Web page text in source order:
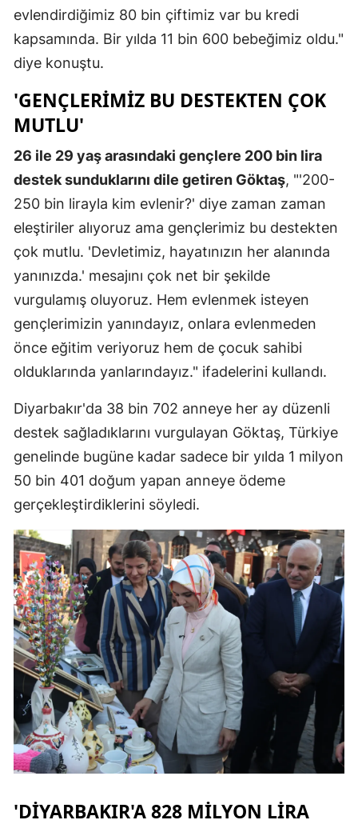
evlendirdiğimiz 80 bin çiftimiz var bu kredi
kapsamında. Bir yılda 11 bin 600 bebeğimiz oldu."
diye konuştu.
'GENÇLERIMIZ BU DESTEKTEN ÇOK
MUTLU'
26 ile 29 yaş arasındaki gençlere 200 bin lira
destek sunduklarını dile getiren Göktaş, "'200-
250 bin lirayla kim evlenir?' diye zaman zaman
eleştiriler alıyoruz ama gençlerimiz bu destekten
çok mutlu. 'Devletimiz, hayatınızın her alanında
yanınızda.' mesajını çok net bir şekilde
vurgulamış oluyoruz. Hem evlenmek isteyen
gençlerimizin yanındayız, onlara evlenmeden
önce eğitim veriyoruz hem de çocuk sahibi
olduklarında yanlarındayız." ifadelerini kullandı.
Diyarbakır'da 38 bin 702 anneye her ay düzenli
destek sağladıklarını vurgulayan Göktaş, Türkiye
genelinde bugüne kadar sadece bir yılda 1 milyon
50 bin 401 doğum yapan anneye ödeme
gerçekleştirdiklerini söyledi.
'DIYARBAKIR'A 828 MILYON LIRA